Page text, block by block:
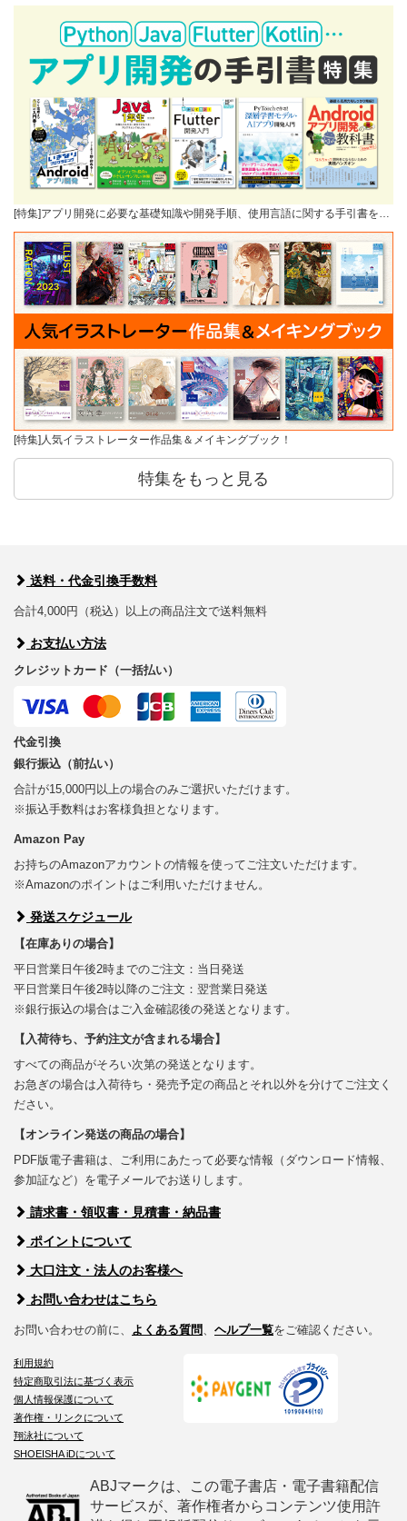
[特集]アプリ開発に必要な基礎知識や開発手順、使用言語に関する手引書を…
[特集]人気イラストレーター作品集＆メイキングブック！
特集をもっと見る
送料・代金引換手数料
合計4,000円（税込）以上の商品注文で送料無料
お支払い方法
クレジットカード（一括払い）
代金引換
銀行振込（前払い）
合計が15,000円以上の場合のみご選択いただけます。
※振込手数料はお客様負担となります。
Amazon Pay
お持ちのAmazonアカウントの情報を使ってご注文いただけます。
※Amazonのポイントはご利用いただけません。
発送スケジュール
【在庫ありの場合】
平日営業日午後2時までのご注文：当日発送
平日営業日午後2時以降のご注文：翌営業日発送
※銀行振込の場合はご入金確認後の発送となります。
【入荷待ち、予約注文が含まれる場合】
すべての商品がそろい次第の発送となります。
お急ぎの場合は入荷待ち・発売予定の商品とそれ以外を分けてご注文く
ださい。
【オンライン発送の商品の場合】
PDF版電子書籍は、ご利用にあたって必要な情報（ダウンロード情報、
参加証など）を電子メールでお送りします。
請求書・領収書・見積書・納品書
ポイントについて
大口注文・法人のお客様へ
お問い合わせはこちら
お問い合わせの前に、 よくある質問、 ヘルプ一覧をご確認ください。
利用規約
特定商取引法に基づく表示
個人情報保護について
著作権・リンクについて
翔泳社について
SHOEISHA iDについて
ABJマークは、この電子書店・電子書籍配信
サービスが、著作権者からコンテンツ使用許